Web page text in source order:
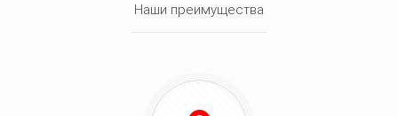
Наши преимущества